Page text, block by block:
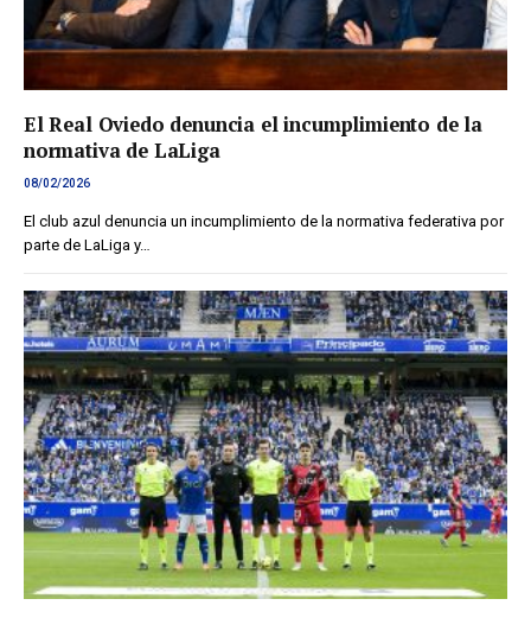
El Real Oviedo denuncia el incumplimiento de la
normativa de LaLiga
08/02/2026
El club azul denuncia un incumplimiento de la normativa federativa por
parte de LaLiga y…